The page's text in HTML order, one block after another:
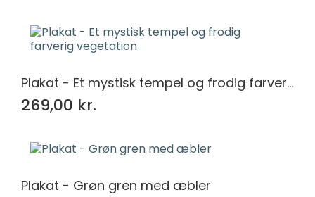
Plakat - Et mystisk tempel og frodig farverig vegetation
269,00 kr.
Plakat - Grøn gren med æbler